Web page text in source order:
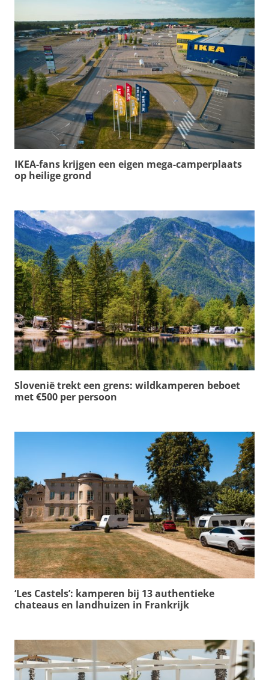
IKEA-fans krijgen een eigen mega-camperplaats
op heilige grond
Slovenië trekt een grens: wildkamperen beboet
met €500 per persoon
‘Les Castels’: kamperen bij 13 authentieke
chateaus en landhuizen in Frankrijk